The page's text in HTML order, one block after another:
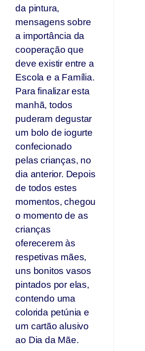
da pintura,
mensagens sobre
a importância da
cooperação que
deve existir entre a
Escola e a Família.
Para finalizar esta
manhã, todos
puderam degustar
um bolo de iogurte
confecionado
pelas crianças, no
dia anterior. Depois
de todos estes
momentos, chegou
o momento de as
crianças
oferecerem às
respetivas mães,
uns bonitos vasos
pintados por elas,
contendo uma
colorida petúnia e
um cartão alusivo
ao Dia da Mãe.